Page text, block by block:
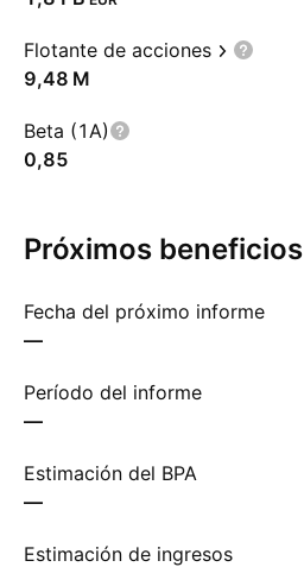
Flotante de acciones
‪9,48 M‬
Beta (1A)
0,85
Próximos beneficios
Fecha del próximo informe
—
Período del informe
—
Estimación del BPA
—
Estimación de ingresos